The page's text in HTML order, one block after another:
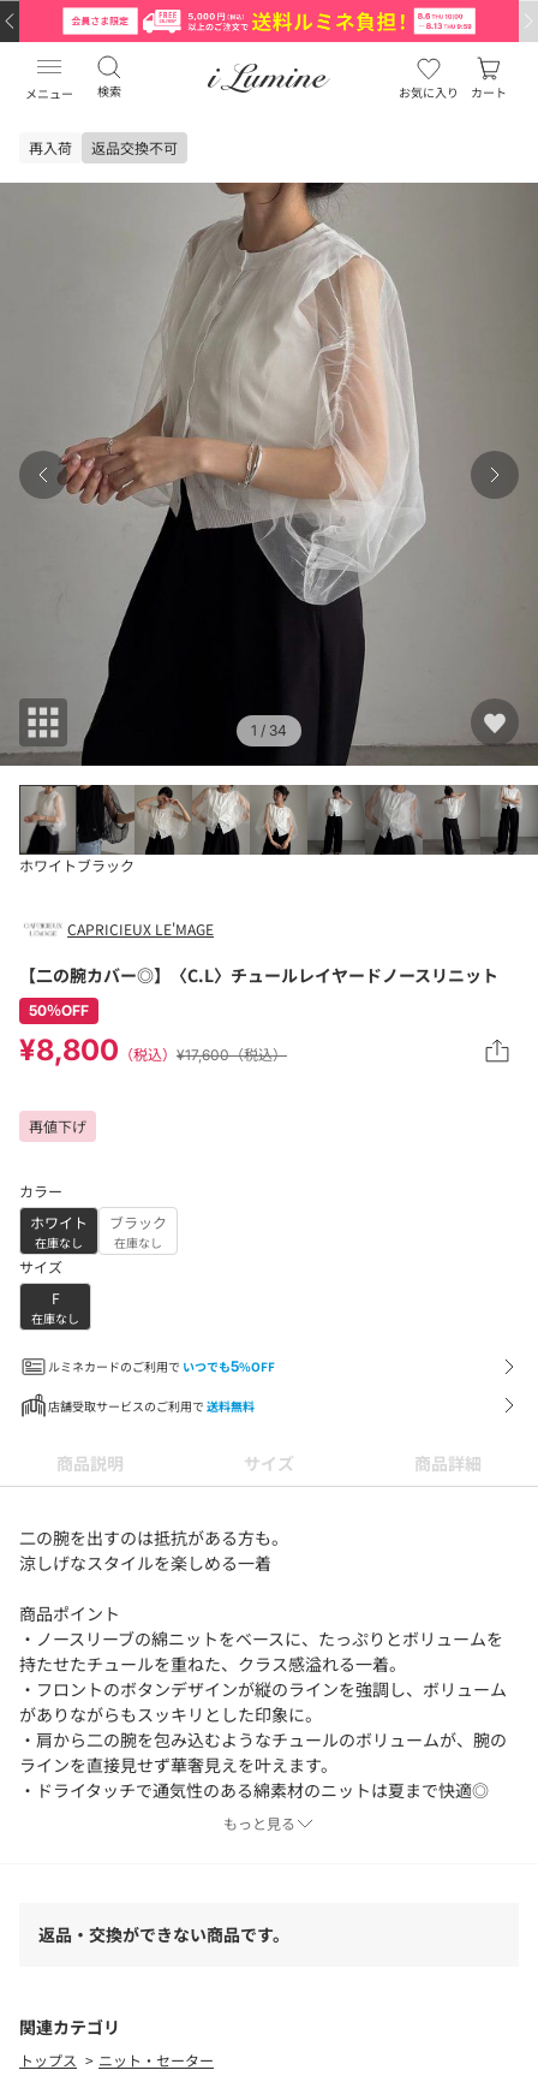
メニュー 検索 お気に入り カート
再入荷 返品交換不可
1 / 34
ホワイトブラック
CAPRICIEUX LE'MAGE
【二の腕カバー◎】〈C.L〉チュールレイヤードノースリニット
50％OFF
¥8,800 （税込） ¥17,600（税込）
再値下げ
カラー
ホワイト
在庫なし
ブラック
在庫なし
サイズ
F
在庫なし
ルミネカードのご利用で いつでも5%OFF
店舗受取サービスのご利用で 送料無料
商品説明 サイズ 商品詳細
二の腕を出すのは抵抗がある方も。
涼しげなスタイルを楽しめる一着
商品ポイント
・ノースリーブの綿ニットをベースに、たっぷりとボリュームを
持たせたチュールを重ねた、クラス感溢れる一着。
・フロントのボタンデザインが縦のラインを強調し、ボリューム
がありながらもスッキリとした印象に。
・肩から二の腕を包み込むようなチュールのボリュームが、腕の
ラインを直接見せず華奢見えを叶えます。
・ドライタッチで通気性のある綿素材のニットは夏まで快適◎
【C.L】
素材の機能面にも配慮し、長く使えるものを提案。
普段のコーディネートに1つ足すとオシャレに見える、“今っぽい
けどやりすぎない”デザインをプラスしたアイテムを展開。
もっと見る
返品・交換ができない商品です。
関連カテゴリ
トップス ニット・セーター